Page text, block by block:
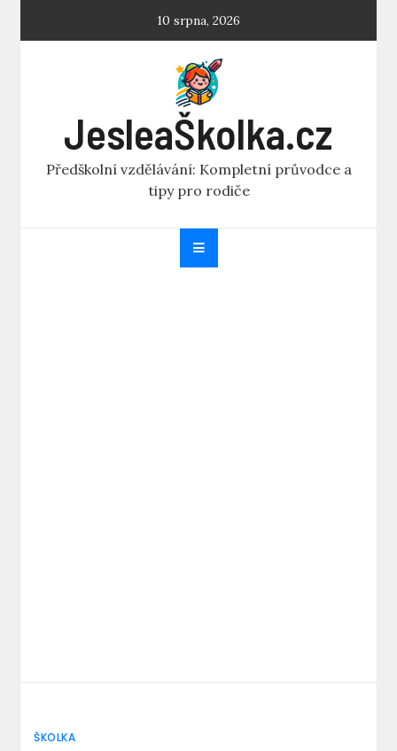
10 srpna, 2026
JesleaŠkolka.cz
Předškolní vzdělávání: Kompletní průvodce a
tipy pro rodiče
ŠKOLKA